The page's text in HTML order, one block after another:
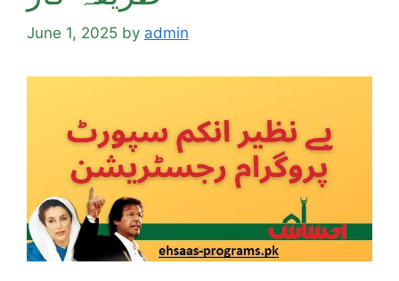
June 1, 2025 by admin